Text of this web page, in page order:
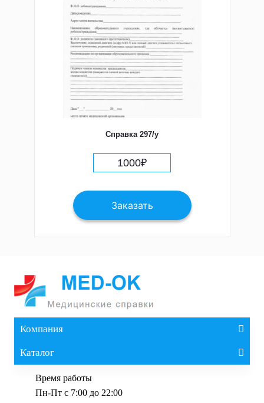
Справка 297/у
1000₽
Заказать
Компания
Каталог
Время работы
Пн-Пт с 7:00 до 22:00